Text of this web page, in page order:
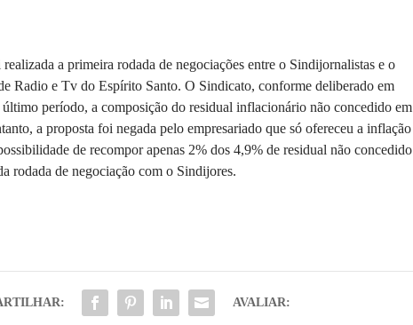
a primeira rodada de negociações entre o Sindijornalistas e o
Radio e Tv do Espírito Santo. O Sindicato, conforme deliberado em
período, a composição do residual inflacionário não concedido em
a proposta foi negada pelo empresariado que só ofereceu a inflação
de recompor apenas 2% dos 4,9% de residual não concedido
rodada de negociação com o Sindijores.
AVALIAR: